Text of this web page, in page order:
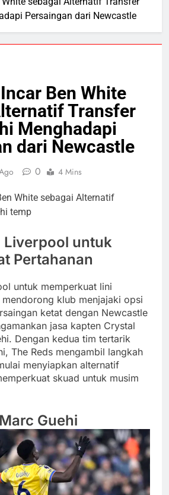
Persaingan dari Newcastle
Ben White
Transfer
Menghadapi
dari Newcastle
0 4 Mins
Liverpool untuk
Pertahanan
untuk memperkuat lini
klub menjajaki opsi
ketat dengan Newcastle
jasa kapten Crystal
Dengan kedua tim tertarik
The Reds mengambil langkah
menyiapkan alternatif
skuad untuk musim
Guehi